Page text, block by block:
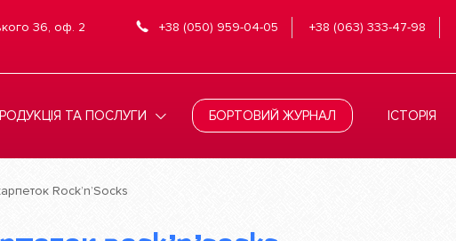
36, оф. 2 +38 (050) 959-04-05 +38 (063) 333-47-98
ТА ПОСЛУГИ БОРТОВИЙ ЖУРНАЛ ІСТОРІЯ
Rock’n’Socks